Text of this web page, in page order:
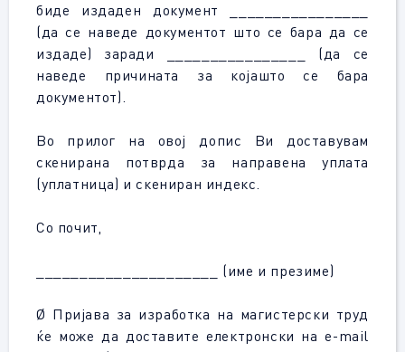
биде издаден документ ________________
(да се наведе документот што се бара да се
издаде) заради ________________ (да се
наведе причината за којашто се бара
документот).
Во прилог на овој допис Ви доставувам
скенирана потврда за направена уплата
(уплатница) и скениран индекс.
Со почит,
_____________________ (име и презиме)
Ø Пријава за изработка на магистерски труд
ќе може да доставите електронски на e-mail